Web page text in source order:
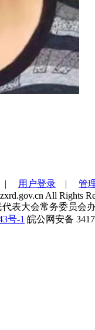
| 用户登录 | 管
All Rights
表大会常务委员会
号-1 皖公网安备